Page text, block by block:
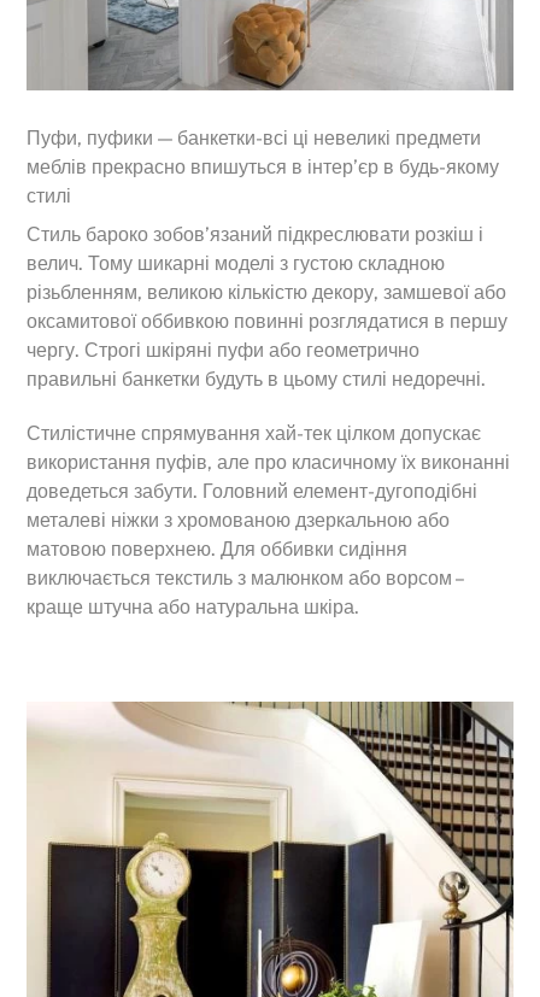
Пуфи, пуфики — банкетки-всі ці невеликі предмети
меблів прекрасно впишуться в інтер’єр в будь-якому
стилі
Стиль бароко зобов’язаний підкреслювати розкіш і
велич. Тому шикарні моделі з густою складною
різьбленням, великою кількістю декору, замшевої або
оксамитової оббивкою повинні розглядатися в першу
чергу. Строгі шкіряні пуфи або геометрично
правильні банкетки будуть в цьому стилі недоречні.
Стилістичне спрямування хай-тек цілком допускає
використання пуфів, але про класичному їх виконанні
доведеться забути. Головний елемент-дугоподібні
металеві ніжки з хромованою дзеркальною або
матовою поверхнею. Для оббивки сидіння
виключається текстиль з малюнком або ворсом –
краще штучна або натуральна шкіра.